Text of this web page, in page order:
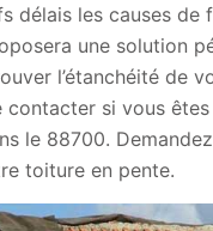
délais les causes de
une solution
l’étanchéité de
contacter si vous êtes
le 88700.
toiture en pente.